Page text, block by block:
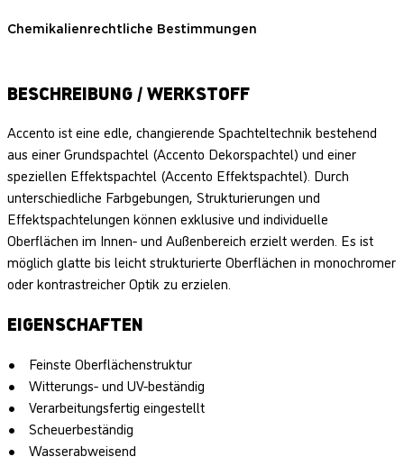
Chemikalienrechtliche Bestimmungen
BESCHREIBUNG / WERKSTOFF
Accento ist eine edle, changierende Spachteltechnik bestehend
aus einer Grundspachtel (Accento Dekorspachtel) und einer
speziellen Effektspachtel (Accento Effektspachtel). Durch
unterschiedliche Farbgebungen, Strukturierungen und
Effektspachtelungen können exklusive und individuelle
Oberflächen im Innen- und Außenbereich erzielt werden. Es ist
möglich glatte bis leicht strukturierte Oberflächen in monochromer
oder kontrastreicher Optik zu erzielen.
EIGENSCHAFTEN
Feinste Oberflächenstruktur
Witterungs- und UV-beständig
Verarbeitungsfertig eingestellt
Scheuerbeständig
Wasserabweisend